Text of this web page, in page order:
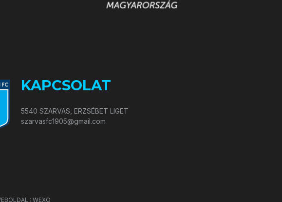
KAPCSOLAT
5540 SZARVAS, ERZSÉBET LIGET
szarvasfc1905@gmail.com
: WEXO